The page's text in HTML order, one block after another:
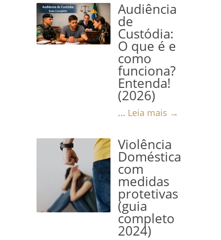
Audiência
de
Custódia:
O que é e
como
funciona?
Entenda!
(2026)
... Leia mais →
Violência
Doméstica
com
medidas
protetivas
(guia
completo
2024)